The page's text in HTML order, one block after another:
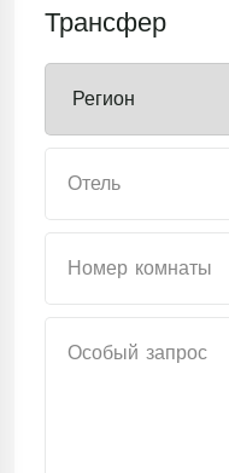
Трансфер